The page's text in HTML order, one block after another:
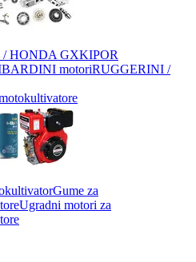
HONDA GXKIPOR
motoriRUGGERINI /
Gume za
Ugradni motori za